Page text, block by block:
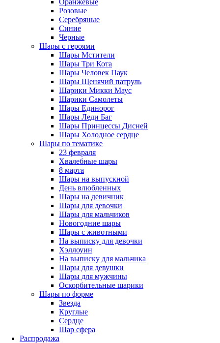
Розовые
Серебряные
Синие
Черные
Шары с героями
Шары Мстители
Шары Три Кота
Шары Человек Паук
Шары Щенячий патруль
Шарики Микки Маус
Шарики Самолеты
Шары Единорог
Шары Леди Баг
Шары Принцессы Дисней
Шары Холодное сердце
Шары по тематике
23 февраля
Хвалебные шары
8 марта
Шары на выпускной
День влюбленных
Шары на девичник
Шары для девочки
Шары для мальчиков
Новогодние шары
Шары с животными
На выписку для девочки
Хэллоуин
На выписку для мальчика
Шары для девушки
Шары для мужчины
Оскорбительные шарики
Шары по форме
Звезда
Круглые
Сердце
Шар сфера
Распродажа